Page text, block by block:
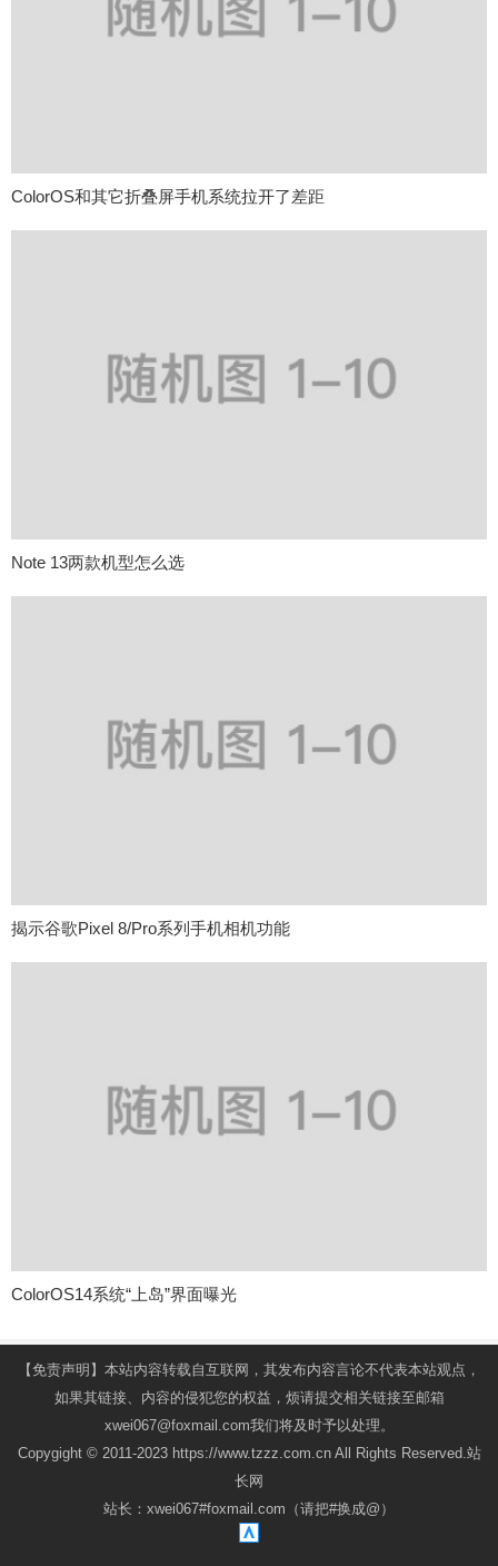
ColorOS和其它折叠屏手机系统拉开了差距
Note 13两款机型怎么选
揭示谷歌Pixel 8/Pro系列手机相机功能
ColorOS14系统“上岛”界面曝光
【免责声明】本站内容转载自互联网，其发布内容言论不代表本站观点，
如果其链接、内容的侵犯您的权益，烦请提交相关链接至邮箱
xwei067@foxmail.com我们将及时予以处理。
Copygight © 2011-2023 https://www.tzzz.com.cn All Rights Reserved.站
长网
站长：xwei067#foxmail.com（请把#换成@）